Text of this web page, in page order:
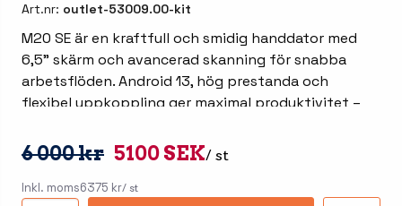
Art.nr: outlet-53009.00-kit
M20 SE är en kraftfull och smidig handdator med
6,5” skärm och avancerad skanning för snabba
arbetsflöden. Android 13, hög prestanda och
flexibel uppkoppling ger maximal produktivitet –
laddstationen M2-Base-D2. Produkterna är i mycket
6 000 kr 5100 SEK/ st
Inkl. moms6375 kr/ st